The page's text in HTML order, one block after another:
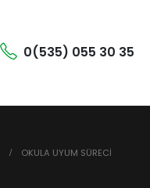
0(535) 055 30 35
OKULA UYUM SÜRECI